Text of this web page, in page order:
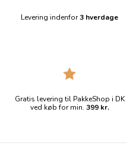
Levering indenfor3 hverdage
Gratis levering til PakkeShop i DK
ved køb for min. 399 kr.